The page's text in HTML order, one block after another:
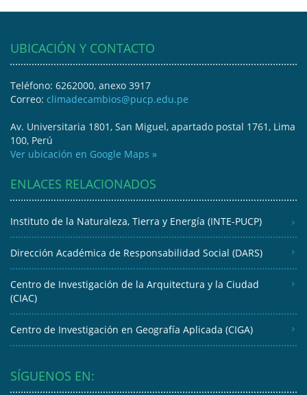
UBICACIÓN Y CONTACTO
Teléfono: 6262000, anexo 3917
Correo: climadecambios@pucp.edu.pe
Av. Universitaria 1801, San Miguel, apartado postal 1761, Lima
100, Perú
Ver ubicación en Google Maps »
ENLACES RELACIONADOS
Instituto de la Naturaleza, Tierra y Energía (INTE-PUCP)
Dirección Académica de Responsabilidad Social (DARS)
Centro de Investigación de la Arquitectura y la Ciudad
(CIAC)
Centro de Investigación en Geografía Aplicada (CIGA)
SÍGUENOS EN: